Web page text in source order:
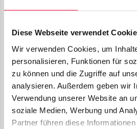
Diese Webseite verwendet
Wir verwenden Cookies, um
personalisieren, Funktionen für
zu können und die Zugriffe auf
analysieren. Außerdem geben wir
Verwendung unserer Website an
soziale Medien, Werbung und
Partner führen diese
Neuen
anlegen.
Um im globalen
neue
müssen Sie die Rolle